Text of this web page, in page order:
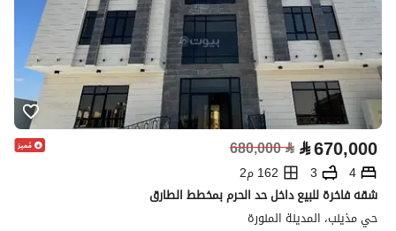
⃁670,000
⃁
680,000
4
3
162 م2
شقه فاخرة للبيع داخل حد الحرم بمخطط الطارق
حي مذينب، المدينة المنورة